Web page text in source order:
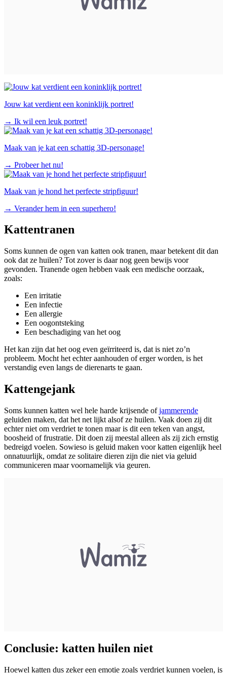
Jouw kat verdient een koninklijk portret!
→ Ik wil een leuk portret!
Maak van je kat een schattig 3D-personage!
→ Probeer het nu!
Maak van je hond het perfecte stripfiguur!
→ Verander hem in een superhero!
Kattentranen
Soms kunnen de ogen van katten ook tranen, maar betekent dit dan
ook dat ze huilen? Tot zover is daar nog geen bewijs voor
gevonden. Tranende ogen hebben vaak een medische oorzaak,
zoals:
Een irritatie
Een infectie
Een allergie
Een oogontsteking
Een beschadiging van het oog
Het kan zijn dat het oog even geïrriteerd is, dat is niet zo’n
probleem. Mocht het echter aanhouden of erger worden, is het
verstandig even langs de dierenarts te gaan.
Kattengejank
Soms kunnen katten wel hele harde krijsende ofjammerende
geluiden maken, dat het net lijkt alsof ze huilen. Vaak doen zij dit
echter niet om verdriet te tonen maar is dit een teken van angst,
boosheid of frustratie. Dit doen zij meestal alleen als zij zich ernstig
bedreigd voelen. Sowieso is geluid maken voor katten eigenlijk heel
onnatuurlijk, omdat ze solitaire dieren zijn die niet via geluid
communiceren maar voornamelijk via geuren.
Conclusie: katten huilen niet
Hoewel katten dus zeker een emotie zoals verdriet kunnen voelen, is